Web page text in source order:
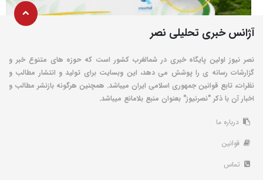
آژانس خبری تحلیلی نصر
نصر نیوز اولین پایگاه خبری در شمالغرب کشور است که حوزه های متنوع خبر و
گزارشات رسانه ی را پوشش می دهد، این وبسایت برای تولید و انتشار مطالب و
نظرات، تابع قوانین جمهوری اسلامی ایران میباشد. همچنین هرگونه بازنشر مطالب و
اخبار آن با ذکر "نصرنیوز" بعنوان منبع بلامانع میباشد.
درباره ما
قوانین
تماس